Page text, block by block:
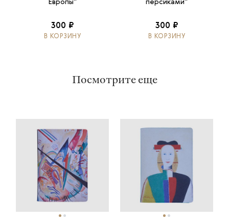
Европы"
300 ₽
В КОРЗИНУ
персиками"
300 ₽
В КОРЗИНУ
Посмотрите еще